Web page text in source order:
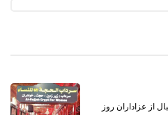
از عزاداران روز